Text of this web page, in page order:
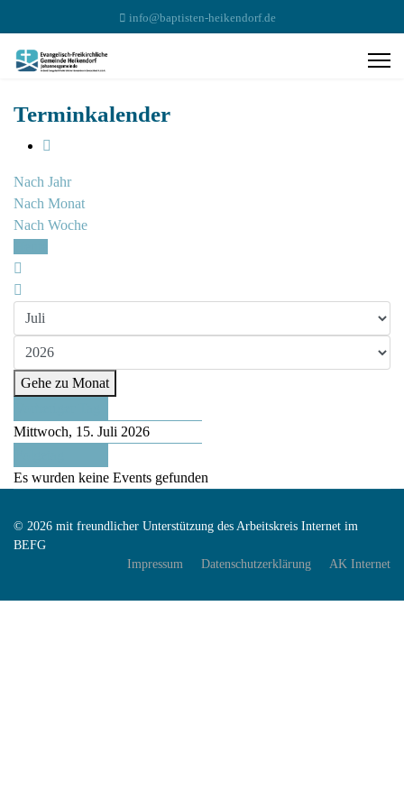
info@baptisten-heikendorf.de
Terminkalender
Nach Jahr
Nach Monat
Nach Woche
Gehe zu Monat
Mittwoch, 15. Juli 2026
Es wurden keine Events gefunden
© 2026 mit freundlicher Unterstützung des Arbeitskreis Internet im
BEFG
Impressum
Datenschutzerklärung AK Internet